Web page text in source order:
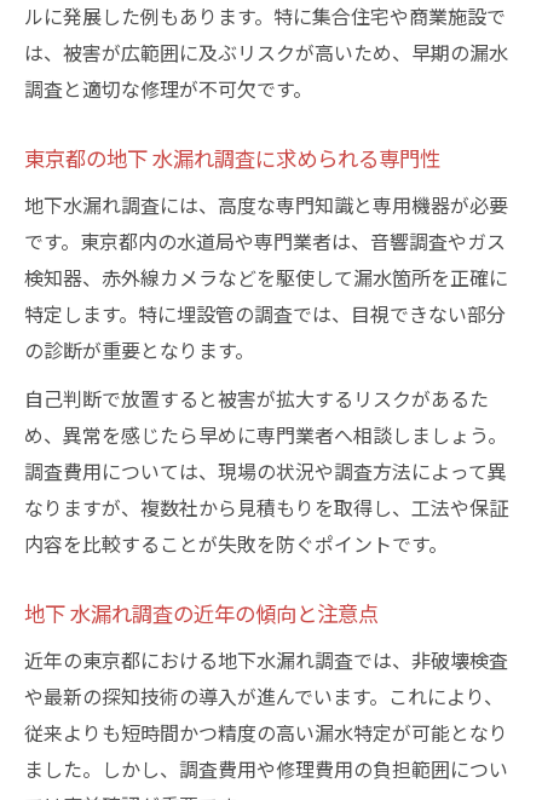
地下 水漏れ調査費用の見積もり比較ポイン
ト
賃貸と持ち家の地下 水漏れ費用負担の違い
東京都で信頼できる地下 水漏れ調査会社を
見極める方法
地下 水漏れ調査会社のサービス内容チェッ
ク
イント
地下 水漏れ調査会社の実績や口コミを活か
すコツ
ルに発展した例もあります。特に集合住宅や商業施設で
は、被害が広範囲に及ぶリスクが高いため、早期の漏水
調査と適切な修理が不可欠です。
東京都の地下 水漏れ調査に求められる専門性
地下水漏れ調査には、高度な専門知識と専用機器が必要
です。東京都内の水道局や専門業者は、音響調査やガス
検知器、赤外線カメラなどを駆使して漏水箇所を正確に
特定します。特に埋設管の調査では、目視できない部分
の診断が重要となります。
自己判断で放置すると被害が拡大するリスクがあるた
め、異常を感じたら早めに専門業者へ相談しましょう。
調査費用については、現場の状況や調査方法によって異
なりますが、複数社から見積もりを取得し、工法や保証
内容を比較することが失敗を防ぐポイントです。
地下 水漏れ調査の近年の傾向と注意点
近年の東京都における地下水漏れ調査では、非破壊検査
や最新の探知技術の導入が進んでいます。これにより、
従来よりも短時間かつ精度の高い漏水特定が可能となり
ました。しかし、調査費用や修理費用の負担範囲につい